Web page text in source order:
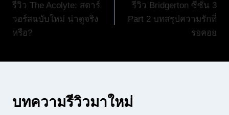
เรื่อง
รีวิว The Acolyte: สตาร์
วอร์สฉบับใหม่ น่าดูจริง
หรือ?
รีวิว Bridgerton ซีซั่น 3
Part 2 บทสรุปความรักที่
รอคอย
บทความรีวิวมาใหม่